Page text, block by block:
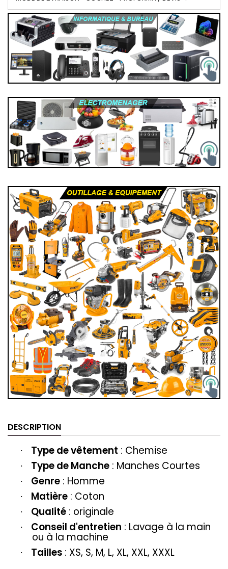
DESCRIPTION
· Type de vêtement : ‎‎Chemise
· Type de Manche : Manches Courtes
· Genre : Homme
· Matière ‎‎: Coton
· Qualité : originale
· Conseil d'entretien : Lavage à la main
ou à la machine
· Tailles : XS, S, M, L, XL, XXL, XXXL